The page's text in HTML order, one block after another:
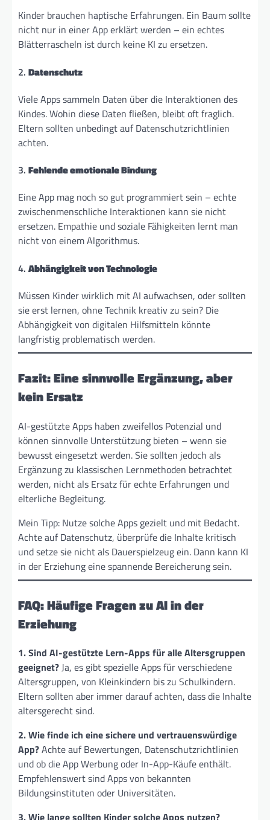
Kinder brauchen haptische Erfahrungen. Ein Baum sollte
nicht nur in einer App erklärt werden – ein echtes
Blätterrascheln ist durch keine KI zu ersetzen.
2. Datenschutz
Viele Apps sammeln Daten über die Interaktionen des
Kindes. Wohin diese Daten fließen, bleibt oft fraglich.
Eltern sollten unbedingt auf Datenschutzrichtlinien
achten.
3. Fehlende emotionale Bindung
Eine App mag noch so gut programmiert sein – echte
zwischenmenschliche Interaktionen kann sie nicht
ersetzen. Empathie und soziale Fähigkeiten lernt man
nicht von einem Algorithmus.
4. Abhängigkeit von Technologie
Müssen Kinder wirklich mit AI aufwachsen, oder sollten
sie erst lernen, ohne Technik kreativ zu sein? Die
Abhängigkeit von digitalen Hilfsmitteln könnte
langfristig problematisch werden.
Fazit: Eine sinnvolle Ergänzung, aber
kein Ersatz
AI-gestützte Apps haben zweifellos Potenzial und
können sinnvolle Unterstützung bieten – wenn sie
bewusst eingesetzt werden. Sie sollten jedoch als
Ergänzung zu klassischen Lernmethoden betrachtet
werden, nicht als Ersatz für echte Erfahrungen und
elterliche Begleitung.
Mein Tipp: Nutze solche Apps gezielt und mit Bedacht.
Achte auf Datenschutz, überprüfe die Inhalte kritisch
und setze sie nicht als Dauerspielzeug ein. Dann kann KI
in der Erziehung eine spannende Bereicherung sein.
FAQ: Häufige Fragen zu AI in der
Erziehung
1. Sind AI-gestützte Lern-Apps für alle Altersgruppen
geeignet?Ja, es gibt spezielle Apps für verschiedene
Altersgruppen, von Kleinkindern bis zu Schulkindern.
Eltern sollten aber immer darauf achten, dass die Inhalte
altersgerecht sind.
2. Wie finde ich eine sichere und vertrauenswürdige
App?Achte auf Bewertungen, Datenschutzrichtlinien
und ob die App Werbung oder In-App-Käufe enthält.
Empfehlenswert sind Apps von bekannten
Bildungsinstituten oder Universitäten.